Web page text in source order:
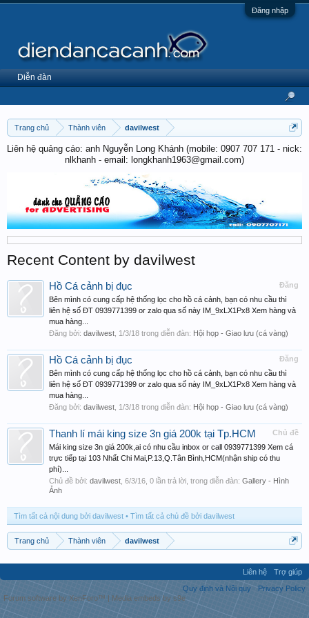
Đăng nhập
Trang chủ Thành viên davilwest
Liên hệ quảng cáo: anh Nguyễn Long Khánh (mobile: 0907 707 171 - nick:
nlkhanh - email: longkhanh1963@gmail.com)
Recent Content by davilwest
Đăng
Hồ Cá cảnh bị đục
Bên mình có cung cấp hệ thống lọc cho hồ cá cảnh, bạn có nhu cầu thì
liên hệ số ĐT 0939771399 or zalo qua số này IM_9xLX1Px8 Xem hàng và
mua hàng...
Đăng bởi: davilwest 1/3/18 trong diễn đàn: Hội họp - Giao lưu (cá vàng)
Đăng
Hồ Cá cảnh bị đục
Bên mình có cung cấp hệ thống lọc cho hồ cá cảnh, bạn có nhu cầu thì
liên hệ số ĐT 0939771399 or zalo qua số này IM_9xLX1Px8 Xem hàng và
mua hàng...
Đăng bởi: davilwest 1/3/18 trong diễn đàn: Hội họp - Giao lưu (cá vàng)
Chủ đề
Thanh lí mái king size 3n giá 200k tại Tp.HCM
Mái king size 3n giá 200k,ai có nhu cầu inbox or call 0939771399 Xem cá
trực tiếp tại 103 Nhất Chi Mai,P.13,Q.Tân Bình,HCM(nhận ship có thu
phí)...
Chủ đề bởi: davilwest 6/3/16 , 0 lần trả lời, trong diễn đàn: Gallery - Hình
Ảnh
Tìm tất cả nội dung bởi davilwest Tìm tất cả chủ đề bởi davilwest
Trang chủ Thành viên davilwest
Diễn đàn
Liên hệ
Trợ giúp
Quy định và Nội quy
Privacy Policy
Forum software by XenForo™ | Media embeds by s9e